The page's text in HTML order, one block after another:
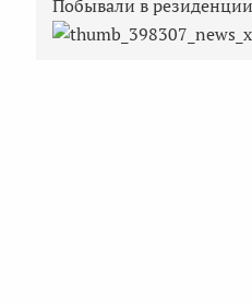
Побывали в